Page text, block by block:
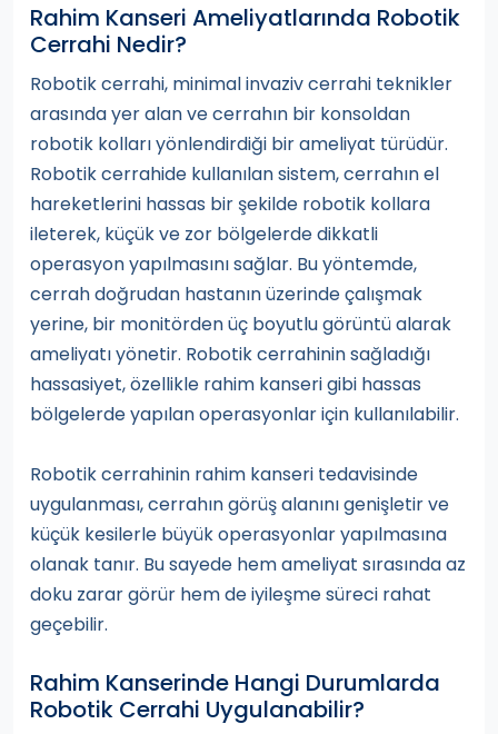
Rahim Kanseri Ameliyatlarında Robotik
Cerrahi Nedir?
Robotik cerrahi, minimal invaziv cerrahi teknikler
arasında yer alan ve cerrahın bir konsoldan
robotik kolları yönlendirdiği bir ameliyat türüdür.
Robotik cerrahide kullanılan sistem, cerrahın el
hareketlerini hassas bir şekilde robotik kollara
ileterek, küçük ve zor bölgelerde dikkatli
operasyon yapılmasını sağlar. Bu yöntemde,
cerrah doğrudan hastanın üzerinde çalışmak
yerine, bir monitörden üç boyutlu görüntü alarak
ameliyatı yönetir. Robotik cerrahinin sağladığı
hassasiyet, özellikle rahim kanseri gibi hassas
bölgelerde yapılan operasyonlar için kullanılabilir.
Robotik cerrahinin rahim kanseri tedavisinde
uygulanması, cerrahın görüş alanını genişletir ve
küçük kesilerle büyük operasyonlar yapılmasına
olanak tanır. Bu sayede hem ameliyat sırasında az
doku zarar görür hem de iyileşme süreci rahat
geçebilir.
Rahim Kanserinde Hangi Durumlarda
Robotik Cerrahi Uygulanabilir?